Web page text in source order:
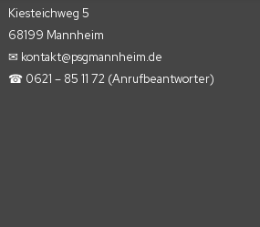
Kiesteichweg 5
68199 Mannheim
✉︎ kontakt@psgmannheim.de
☎︎ 0621 – 85 11 72(Anrufbeantworter)